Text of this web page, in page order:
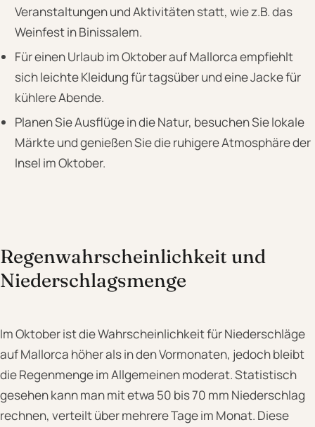
Veranstaltungen und Aktivitäten statt, wie z.B. das
Weinfest in Binissalem.
Für einen Urlaub im Oktober auf Mallorca empfiehlt
sich leichte Kleidung für tagsüber und eine Jacke für
kühlere Abende.
Planen Sie Ausflüge in die Natur, besuchen Sie lokale
Märkte und genießen Sie die ruhigere Atmosphäre der
Insel im Oktober.
Regenwahrscheinlichkeit und
Niederschlagsmenge
Im Oktober ist die Wahrscheinlichkeit für Niederschläge
auf Mallorca höher als in den Vormonaten, jedoch bleibt
die Regenmenge im Allgemeinen moderat. Statistisch
gesehen kann man mit etwa 50 bis 70 mm Niederschlag
rechnen, verteilt über mehrere Tage im Monat. Diese